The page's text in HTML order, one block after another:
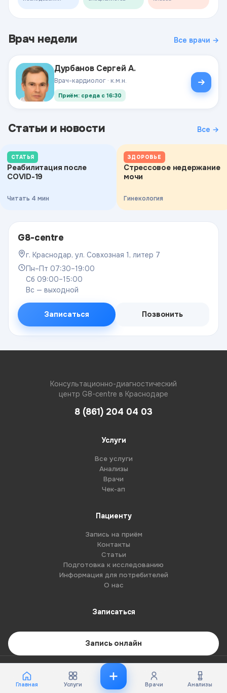
Врач недели Все врачи →
Дурбанов Сергей А.
Врач-кардиолог · к.м.н.
Приём: среда с 16:30
Статьи и новости Все →
СТАТЬЯ
Реабилитация после
COVID-19
Читать 4 мин
ЗДОРОВЬЕ
Стрессовое недержание
мочи
Гинекология
G8-centre
г. Краснодар, ул. Совхозная 1, литер 7
Пн–Пт 07:30–19:00
Сб 09:00–15:00
Вс — выходной
Записаться Позвонить
Консультационно-диагностический
центр G8-centre в Краснодаре
8 (861) 204 04 03
Услуги
Все услуги
Анализы
Врачи
Чек-ап
Пациенту
Запись на приём
Контакты
Статьи
Подготовка к исследованию
Информация для потребителей
О нас
Записаться
Запись онлайн
© 2026 G8-centre. Все права защищены.
Имеются противопоказания. Необходима консультация специалиста.
Главная Услуги Врачи Анализы